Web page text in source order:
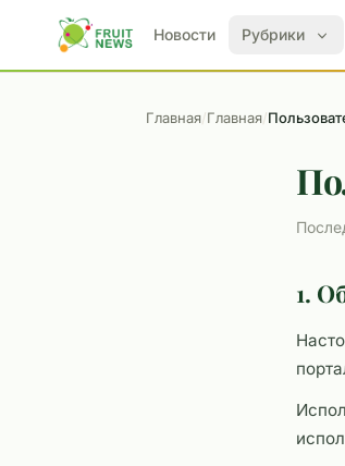
Новости Рубрики
Главная/Главная/
1.